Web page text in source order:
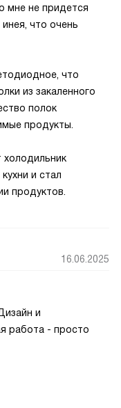
мне не придется
что очень
что
из закаленного
полок
продукты.
и стал
продуктов.
16.06.2025
и
работа - просто